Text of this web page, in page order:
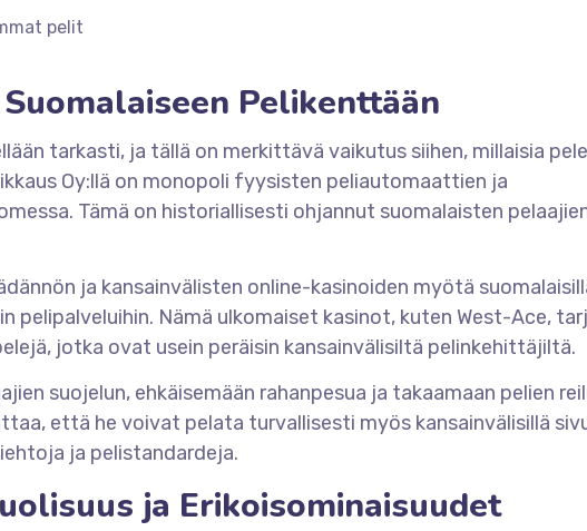
pelit
Pelikenttään
tarkasti, ja tällä on merkittävä vaikutus siihen, millaisia
Oy:llä on monopoli fyysisten peliautomaattien ja
Tämä on historiallisesti ohjannut suomalaisten
ja kansainvälisten online-kasinoiden myötä
pelipalveluihin. Nämä ulkomaiset kasinot, kuten West-Ace,
jotka ovat usein peräisin kansainvälisiltä pelinkehittäjiltä.
suojelun, ehkäisemään rahanpesua ja takaamaan pelien
että he voivat pelata turvallisesti myös kansainvälisillä
ja pelistandardeja.
ja Erikoisominaisuudet